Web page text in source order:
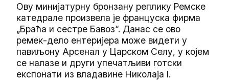
Ову минијатурну бронзану реплику Ремске
катедрале произвела је француска фирма
„Браћа и сестре Бавоз“. Данас се ово
ремек-дело ентеријера може видети у
павиљону Арсенал у Царском Селу, у којем
се налазе и други упечатљиви готски
експонати из владавине Николаја I.